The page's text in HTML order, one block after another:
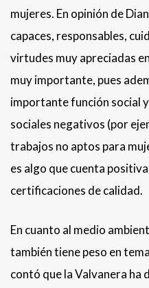
mujeres. En opinión de
capaces, responsables,
virtudes muy apreciadas
muy importante, pues
importante función social
sociales negativos (por
trabajos no aptos para
es algo que cuenta
certificaciones de calidad.
En cuanto al medio
también tiene peso en
contó que la Valvanera ha